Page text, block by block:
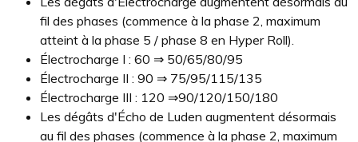
fil des phases (commence à la phase 2, maximum
atteint à la phase 5 / phase 8 en Hyper Roll).
Électrocharge I : 60 ⇒ 50/65/80/95
Électrocharge II : 90 ⇒ 75/95/115/135
Électrocharge III : 120 ⇒90/120/150/180
Les dégâts d'Écho de Luden augmentent désormais
au fil des phases (commence à la phase 2, maximum